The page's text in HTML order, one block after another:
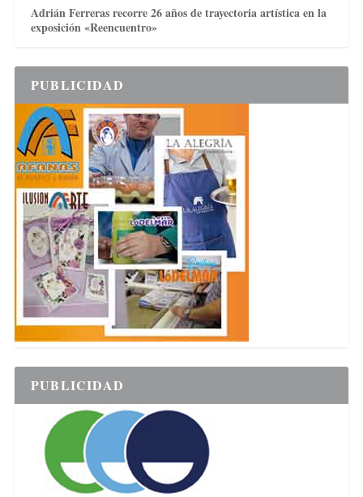
Adrián Ferreras recorre 26 años de trayectoria artística en la
exposición «Reencuentro»
PUBLICIDAD
PUBLICIDAD